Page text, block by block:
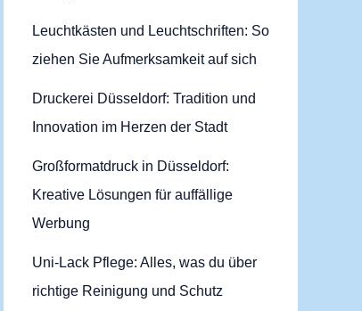
Leuchtkästen und Leuchtschriften: So
ziehen Sie Aufmerksamkeit auf sich
Druckerei Düsseldorf: Tradition und
Innovation im Herzen der Stadt
Großformatdruck in Düsseldorf:
Kreative Lösungen für auffällige
Werbung
Uni-Lack Pflege: Alles, was du über
richtige Reinigung und Schutz